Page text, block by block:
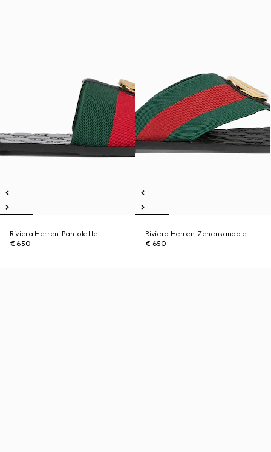
Riviera Herren-Pantolette
€ 650
Riviera Herren-Zehensandale
€ 650